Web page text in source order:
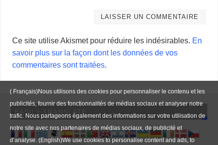
Ce site utilise Akismet pour réduire les indésirables. En
savoir plus sur la façon dont les données de vos
commentaires sont traitées.
EASILY TRANSLATE
( Français)Nous utilisons des cookies pour personnaliser le contenu et les
publicités, fournir des fonctionnalités de médias sociaux et analyser notre
trafic. Nous partageons également des informations sur votre utilisation de
notre site avec nos partenaires de médias sociaux, de publicité et
d’analyse. (English)We use cookies to personalise content and ads, to